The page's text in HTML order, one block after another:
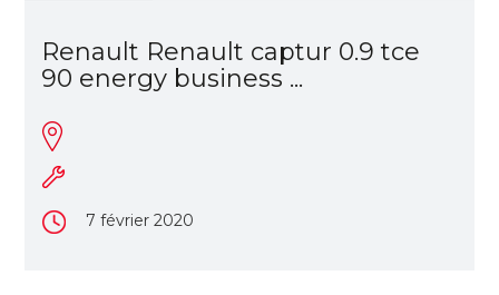
Renault Renault captur 0.9 tce
90 energy business ...
7 février 2020